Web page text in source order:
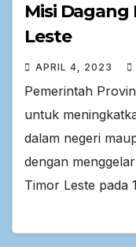
Misi Dagang
Leste
APRIL 4, 2023
Pemerintah
untuk
dalam negeri
dengan
Timor Leste pada